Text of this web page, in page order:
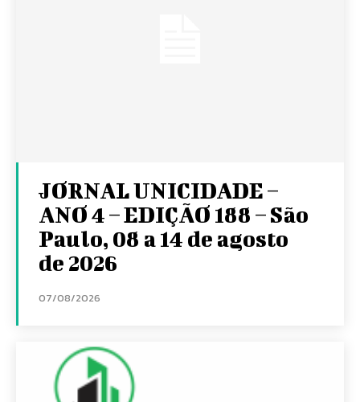
JORNAL UNICIDADE –
ANO 4 – EDIÇÃO 188 – São
Paulo, 08 a 14 de agosto
de 2026
07/08/2026